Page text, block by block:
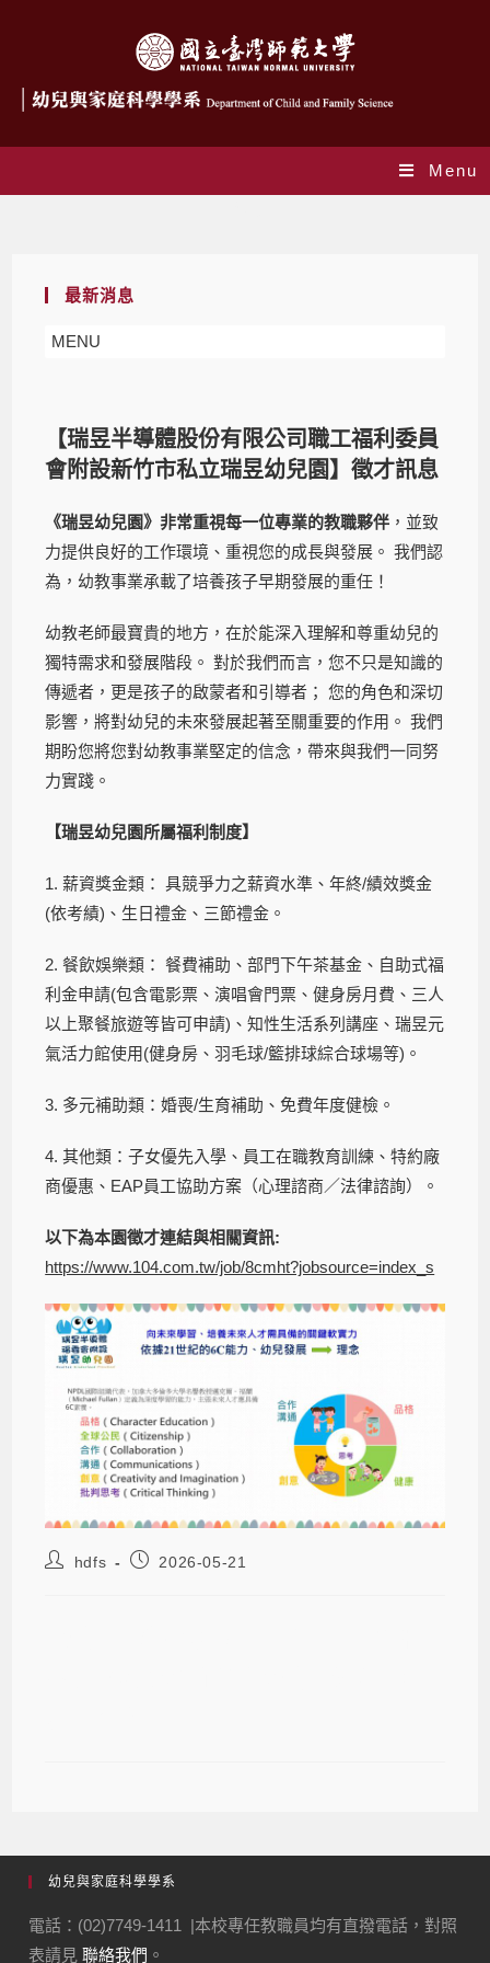
Menu
最新消息
MENU
【瑞昱半導體股份有限公司職工福利委員
會附設新竹市私立瑞昱幼兒園 】徵才訊息
《瑞昱幼兒園》非常重視每一位專業的教職夥伴 ，並致
力提供良好的工作環境、重視您的成長與發展。 我們認
為，幼教事業承載了培養孩子早期發展的重任！
幼教老師最寶貴的地方，在於能深入理解和尊重幼兒的
獨特需求和發展階段。 對於我們而言，您不只是知識的
傳遞者，更是孩子的啟蒙者和引導者； 您的角色和深切
影響，將對幼兒的未來發展起著至關重要的作用。 我們
期盼您將您對幼教事業堅定的信念，帶來與我們一同努
力實踐。
【瑞昱幼兒園所屬福利制度】
1. 薪資獎金類： 具競爭力之薪資水準、年終/績效獎金
(依考績)、生日禮金、三節禮金。
2. 餐飲娛樂類： 餐費補助、部門下午茶基金、自助式福
利金申請(包含電影票、演唱會門票、健身房月費、三人
以上聚餐旅遊等皆可申請)、知性生活系列講座、瑞昱元
氣活力館使用(健身房、羽毛球/籃排球綜合球場等)。
3. 多元補助類：婚喪/生育補助、免費年度健檢。
4. 其他類：子女優先入學、員工在職教育訓練、特約廠
商優惠、EAP員工協助方案（心理諮商／法律諮詢）。
以下為本園徵才連結與相關資訊:
https://www.104.com.tw/job/8cmht?jobsource=index_s
hdfs 2026-05-21
幼兒與家庭科學學系
電話：(02)7749-1411 |本校專任教職員均有直撥電話，對照
表請見聯絡我們 。